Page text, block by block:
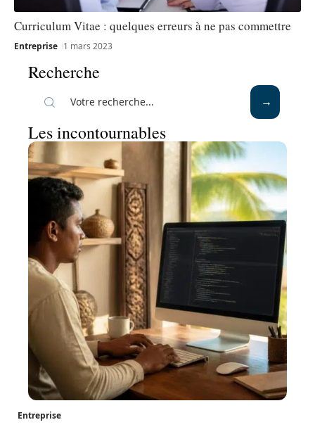
Curriculum Vitae : quelques erreurs à ne pas commettre
Entreprise 1 mars 2023
Recherche
Les incontournables
Entreprise